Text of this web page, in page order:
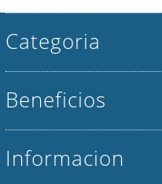
Categoria
Beneficios
Informacion